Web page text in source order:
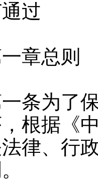
过
总则
为了保
根据《
律、行